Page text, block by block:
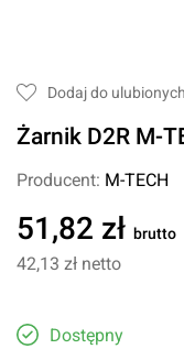
Dodaj do ulubionych
Żarnik D2R M-
Producent: M-TECH
51,82 zł brutto
42,13 zł netto
Dostępny